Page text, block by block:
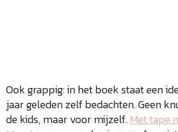
Ook grappig: in het boek staat een
jaar geleden zelf bedachten. Geen
de kids, maar voor mijzelf.Met tape